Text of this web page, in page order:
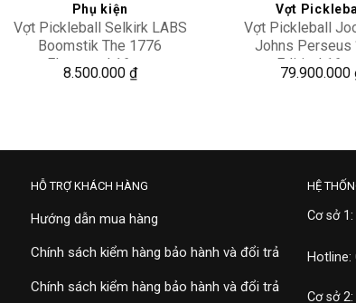
Phụ kiện
Vợt Pickleball Selkirk LABS
Boomstik The 1776
Elongated 16mm
8.500.000 ₫
Vợt
Vợt Pickleball
Johns Perseus
Edition’
79.900.000
HỖ TRỢ KHÁCH HÀNG
Hướng dẫn mua hàng
Chính sách kiểm hàng bảo hành và đổi trả
Chính sách kiểm hàng bảo hành và đổi trả
HỆ
Cơ sở
Hotline:
Cơ sở